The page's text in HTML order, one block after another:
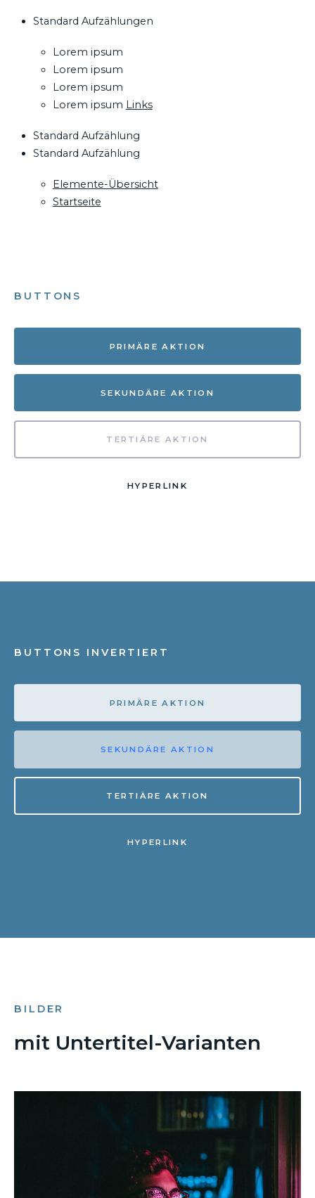
Standard Aufzählungen
Lorem ipsum
Lorem ipsum
Lorem ipsum
Lorem ipsum Links
Standard Aufzählung
Standard Aufzählung
Elemente-Übersicht
Startseite
BUTTONS
PRIMÄRE AKTION
SEKUNDÄRE AKTION
TERTIÄRE AKTION
HYPERLINK
BUTTONS INVERTIERT
PRIMÄRE AKTION
SEKUNDÄRE AKTION
TERTIÄRE AKTION
HYPERLINK
BILDER
mit Untertitel-Varianten